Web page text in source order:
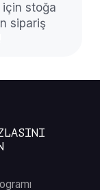
stoğa
sipariş